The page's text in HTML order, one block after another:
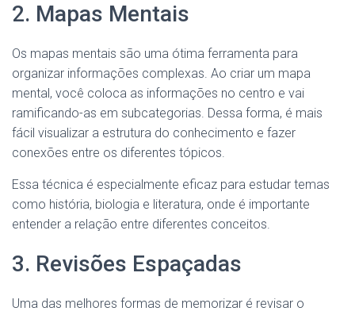
2. Mapas Mentais
Os mapas mentais são uma ótima ferramenta para
organizar informações complexas. Ao criar um mapa
mental, você coloca as informações no centro e vai
ramificando-as em subcategorias. Dessa forma, é mais
fácil visualizar a estrutura do conhecimento e fazer
conexões entre os diferentes tópicos.
Essa técnica é especialmente eficaz para estudar temas
como história, biologia e literatura, onde é importante
entender a relação entre diferentes conceitos.
3. Revisões Espaçadas
Uma das melhores formas de memorizar é revisar o